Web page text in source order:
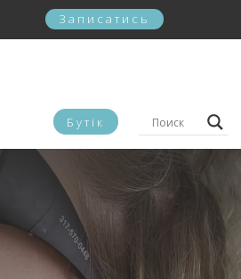
Записатись
Бутік